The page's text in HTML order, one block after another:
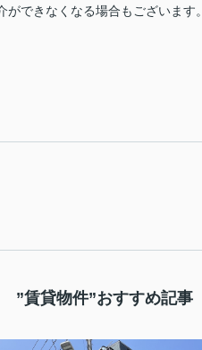
できなくなる場合もございます。
”賃貸物件”おすすめ記事